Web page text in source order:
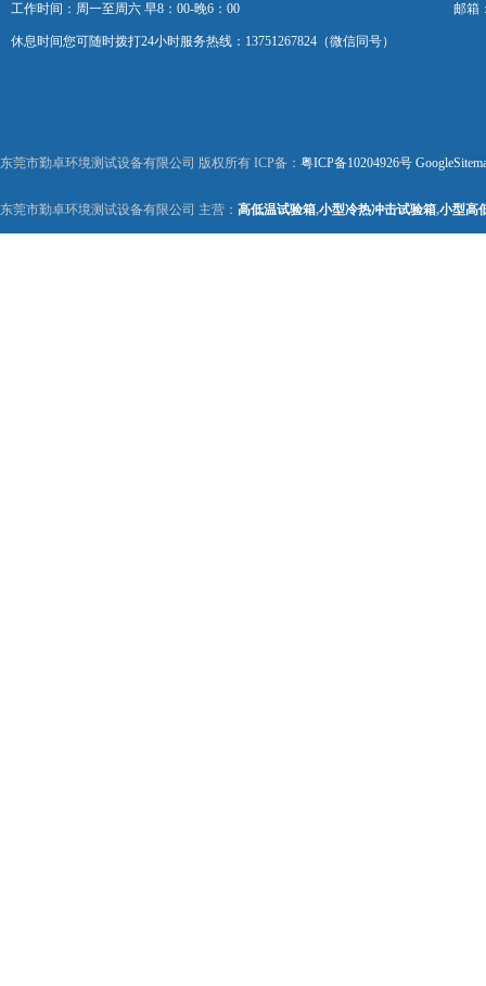
工作时间：周一至周六 早8：00-晚6：00
休息时间您可随时拨打24小时服务热线：13751267824（微信同号）
邮箱
东莞市勤卓环境测试设备有限公司 版权所有 ICP备： 粤ICP备10204926号
东莞市勤卓环境测试设备有限公司 主营： 高低温试验箱,小型冷热冲击试验箱,小型高